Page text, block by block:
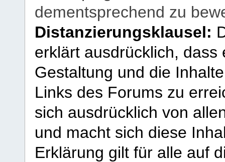
dementsprechend zu
Distanzierungsklausel:
erklärt ausdrücklich,
Gestaltung und die
Links des Forums zu
sich ausdrücklich von
und macht sich diese
Erklärung gilt für alle auf